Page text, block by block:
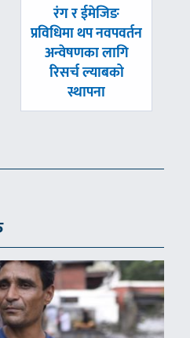
अघिल्लाे
-
रंग र ईमेजिङ
प्रविधिमा थप नवपवर्तन
अन्वेषणका लागि
रिसर्च ल्याबको
स्थापना